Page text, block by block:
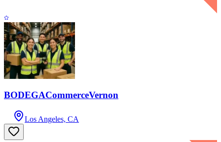
BODEGACommerceVernon
Los Angeles, CA